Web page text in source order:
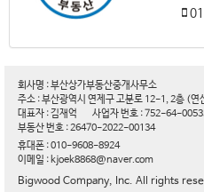
회사명 : 부산상가부동산중개사무소
주소 : 부산광역시 연제구 고분로 12-1, 2층 (연
대표자 : 김재억
사업자 번호 : 752-64-
부동산 번호 : 26470-2022-00134
휴대폰 : 010-9608-8924
이메일 : kjoek8868@naver.com
Bigwood Company, Inc. All rights